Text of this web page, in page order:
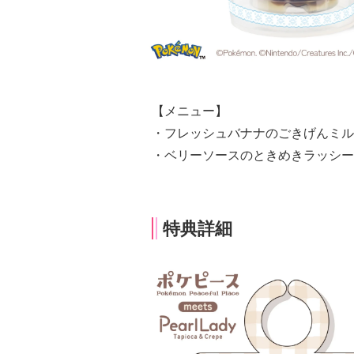
【メニュー】
・フレッシュバナナのごきげんミ
・ベリーソースのときめきラッシー
特典詳細